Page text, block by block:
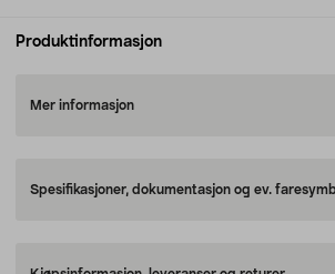
Produktinformasjon
Mer informasjon
Spesifikasjoner, dokumentasjon og ev.